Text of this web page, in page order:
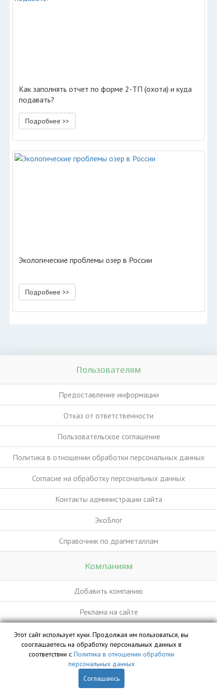
Как заполнять отчет по форме 2-ТП (охота) и куда
подавать?
Подробнее >>
Экологические проблемы озер в России
Подробнее >>
Пользователям
Предоставление информации
Отказ от ответственности
Пользовательское соглашение
Политика в отношении обработки персональных данных
Согласие на обработку персональных данных
Контакты администрации сайта
ЭкоБлог
Справочник по драгметаллам
Компаниям
Добавить компанию
Реклама на сайте
База данных сайта vyvoz.org является интеллектуальной
собственностью ООО «Профит» и охраняется законом.
Этот сайт использует куки. Продолжая им пользоваться, вы
сооглашаетесь на обработку персональных данных в
соответствии с Политика в отношении обработки
персональных данных
Соглашаюсь